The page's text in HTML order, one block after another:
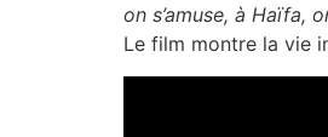
on s’amuse, à Haïfa,
Le film montre la vie